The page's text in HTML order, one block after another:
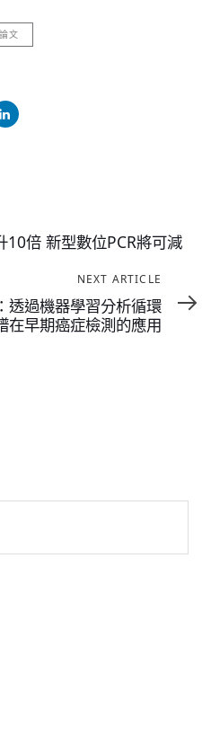
論文
倍 新型數位PCR將可減
NEXT ARTICLE
透過機器學習分析循環
在早期癌症檢測的應用